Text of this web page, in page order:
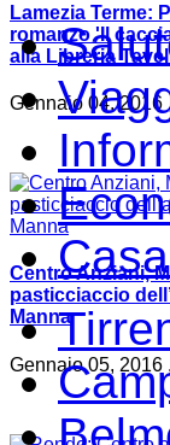
Lamezia Terme:
romanzo 'Il
alla Libreria
Gennaio 04, 2016 ,
Centro Anziani,
pasticciaccio
Manna
Gennaio 05, 2016 ,